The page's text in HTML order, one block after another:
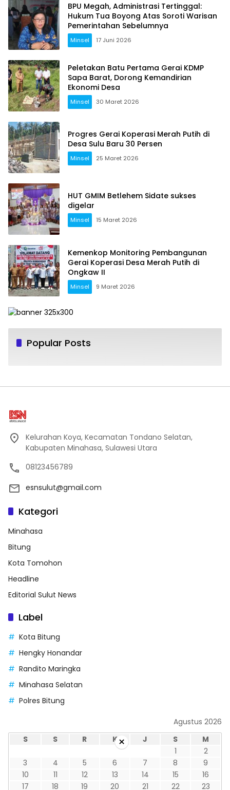
BPU Megah, Administrasi Tertinggal:
Hukum Tua Boyong Atas Soroti Warisan
Pemerintahan Sebelumnya
Minsel 17 Juni 2026
Peletakan Batu Pertama Gerai KDMP
Sapa Barat, Dorong Kemandirian
Ekonomi Desa
Minsel 30 Maret 2026
Progres Gerai Koperasi Merah Putih di
Desa Sulu Baru 30 Persen
Minsel 25 Maret 2026
HUT GMIM Betlehem Sidate sukses
digelar
Minsel 15 Maret 2026
Kemenkop Monitoring Pembangunan
Gerai Koperasi Desa Merah Putih di
Ongkaw II
Minsel 9 Maret 2026
Popular Posts
Kelurahan Koya, Kecamatan Tondano Selatan,
Kabupaten Minahasa, Sulawesi Utara
08123456789
esnsulut@gmail.com
Kategori
Minahasa
Bitung
Kota Tomohon
Headline
Editorial Sulut News
Label
Kota Bitung
Hengky Honandar
Randito Maringka
Minahasa Selatan
Polres Bitung
Agustus 2026
S
S R K J S
M
1
2
3
4 5 6 7 8
9
10
11 12 13 14 15
16
17
18 19 20 21 22 23
×